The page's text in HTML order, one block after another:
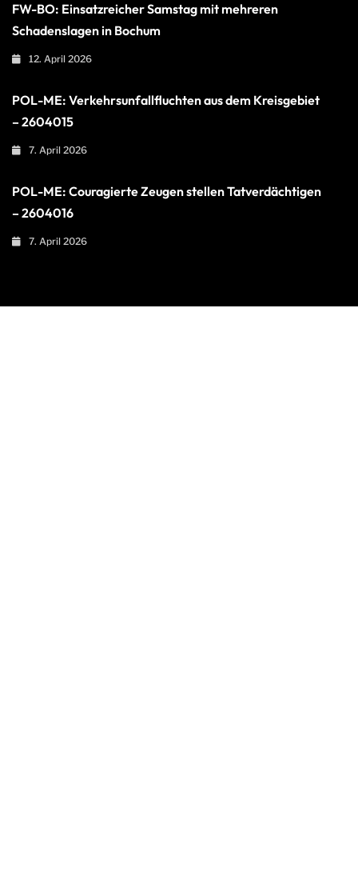
FW-BO: Einsatzreicher Samstag mit mehreren
Schadenslagen in Bochum
12. April 2026
POL-ME: Verkehrsunfallfluchten aus dem Kreisgebiet
– 2604015
7. April 2026
POL-ME: Couragierte Zeugen stellen Tatverdächtigen
– 2604016
7. April 2026